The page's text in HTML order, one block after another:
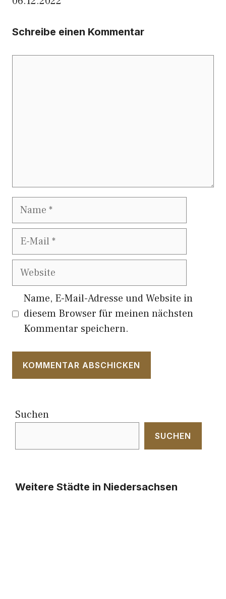
Schreibe einen Kommentar
Name
E-
Website
Name, E-Mail-Adresse und Website in
diesem Browser für meinen nächsten
Kommentar speichern.
Suchen
SUCHEN
Weitere Städte in Niedersachsen